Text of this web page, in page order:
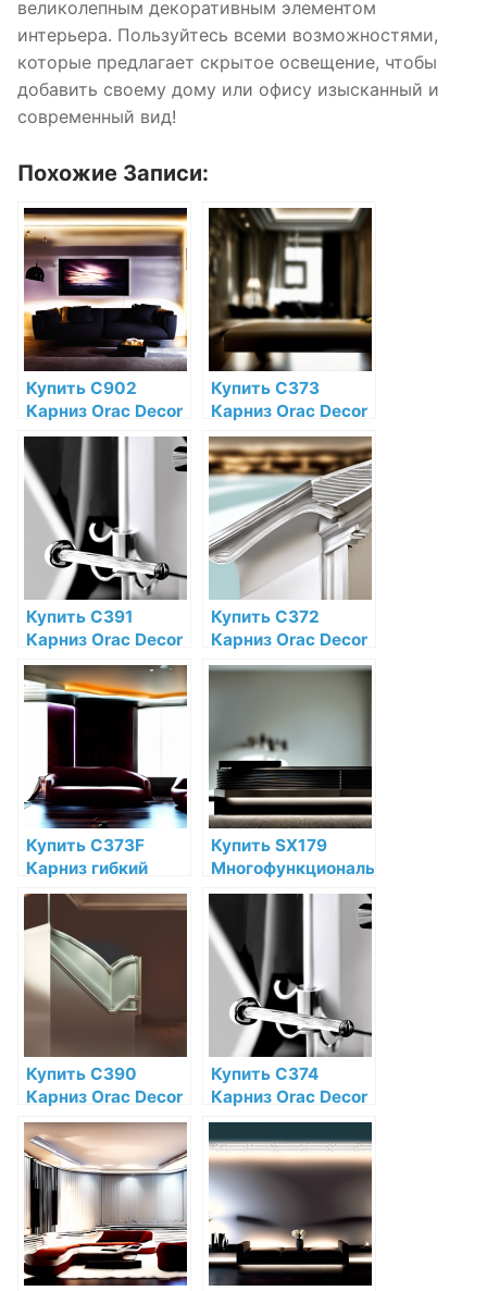
великолепным декоративным элементом
интерьера. Пользуйтесь всеми возможностями,
которые предлагает скрытое освещение, чтобы
добавить своему дому или офису изысканный и
современный вид!
Похожие Записи:
Купить C902
Карниз Orac Decor
Полиуретан Orac
Decor по низкой
цене в интернет-
магазине
Купить C373
Карниз Orac Decor
Antonio
Полиуретан Orac
Decor по низкой
цене в интернет-
магазине
Купить C391
Карниз Orac Decor
Steps Полиуретан
Orac Decor по
низкой цене в
интернет-
магазине
Купить C372
Карниз Orac Decor
Fluxus Полиуретан
Orac Decor по
низкой цене в
интернет-
магазине
Купить C373F
Карниз гибкий
Orac Decor Antonio
Полиуретан Orac
Decor по низкой
цене в интернет-
магазине
Купить SX179
Многофункциональный
профиль Orac
Decor Diagonal
Дюрополимер
Orac Decor по
низкой цене в
интернет-
магазине
Купить C390
Карниз Orac Decor
Steps Полиуретан
Orac Decor по
низкой цене в
интернет-
магазине
Купить C374
Карниз Orac Decor
Antonio
Полиуретан Orac
Decor по низкой
цене в интернет-
магазине